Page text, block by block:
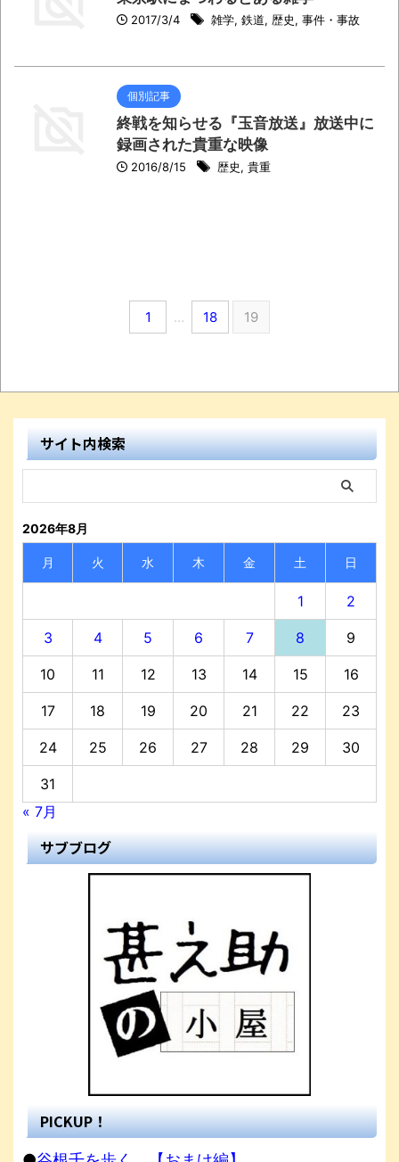
2017/3/4 雑学, 鉄道, 歴史, 事件・事故
個別記事
終戦を知らせる『玉音放送』放送中に
録画された貴重な映像
2016/8/15 歴史, 貴重
1 … 18 19
サイト内検索
2026年8月
月 火 水 木 金 土 日
1 2
3 4 5 6 7 8 9
10 11 12 13 14 15 16
17 18 19 20 21 22 23
24 25 26 27 28 29 30
31
« 7月
サブブログ
PICKUP！